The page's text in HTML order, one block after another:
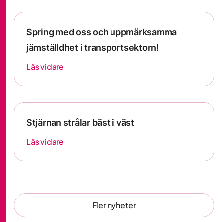
Spring med oss och uppmärksamma
jämställdhet i transportsektorn!
Läs vidare
Stjärnan strålar bäst i väst
Läs vidare
Fler nyheter